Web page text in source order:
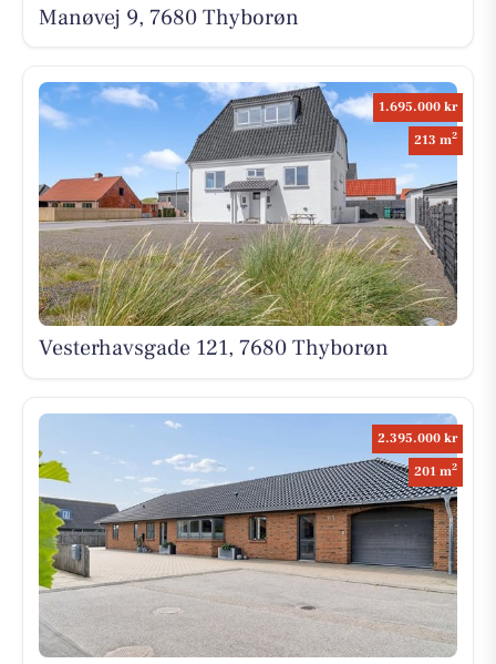
Manøvej 9, 7680 Thyborøn
1.695.000 kr
213 m2
Vesterhavsgade 121, 7680 Thyborøn
2.395.000 kr
201 m2